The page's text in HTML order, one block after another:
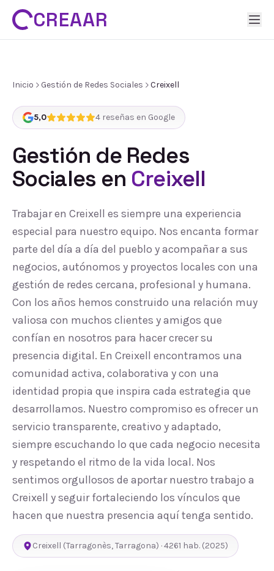
CREAAR
Inicio Gestión de Redes Sociales Creixell
5,0 4 reseñas en Google
Gestión de Redes
Sociales en Creixell
Trabajar en Creixell es siempre una experiencia
especial para nuestro equipo. Nos encanta formar
parte del día a día del pueblo y acompañar a sus
negocios, autónomos y proyectos locales con una
gestión de redes cercana, profesional y humana.
Con los años hemos construido una relación muy
valiosa con muchos clientes y amigos que
confían en nosotros para hacer crecer su
presencia digital. En Creixell encontramos una
comunidad activa, colaborativa y con una
identidad propia que inspira cada estrategia que
desarrollamos. Nuestro compromiso es ofrecer un
servicio transparente, creativo y adaptado,
siempre escuchando lo que cada negocio necesita
y respetando el ritmo de la vida local. Nos
sentimos orgullosos de aportar nuestro trabajo a
Creixell y seguir fortaleciendo los vínculos que
hacen que nuestra presencia aquí tenga sentido.
Creixell (Tarragonès,Tarragona) ·4261 hab. (2025)